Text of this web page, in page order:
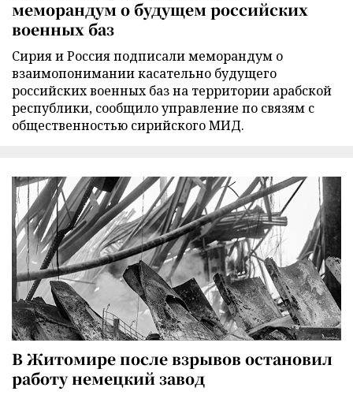
меморандум о будущем российских
военных баз
Сирия и Россия подписали меморандум о
взаимопонимании касательно будущего
российских военных баз на территории арабской
республики, сообщило управление по связям с
общественностью сирийского МИД.
В Житомире после взрывов остановил
работу немецкий завод